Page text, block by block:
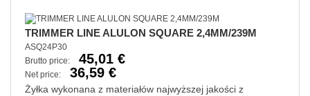
TRIMMER LINE ALULON SQUARE 2,4MM/239M
ASQ24P30
Brutto price:
45,01 €
Net price: 36,59 €
Żyłka wykonana z materiałów najwyższej jakości z